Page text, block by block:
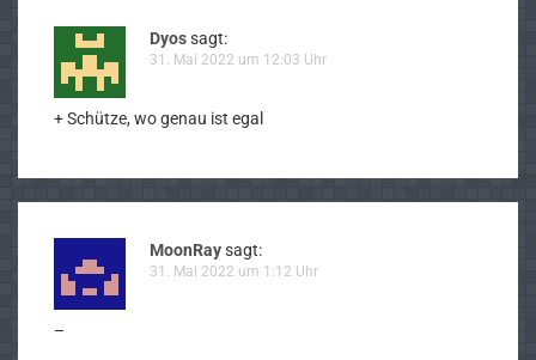
Dyossagt:
31. Mai 2022 um 12:03 Uhr
+ Schütze, wo genau ist egal
MoonRaysagt:
31. Mai 2022 um 1:12 Uhr
–